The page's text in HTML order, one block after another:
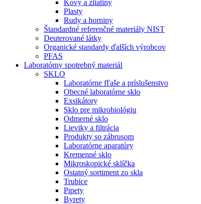
Kovy a zliatiny
Plasty
Rudy a horniny
Štandardné referenčné materiály NIST
Deuterované látky
Organické standardy ďalších výrobcov
PFAS
Laboratórny spotrebný materiál
SKLO
Laboratórne fľaše a príslušenstvo
Obecné laboratórne sklo
Exsikátory
Sklo pre mikrobiológiu
Odmerné sklo
Lieviky a filtrácia
Produkty so zábrusom
Laboratórne aparatúry
Kremenné sklo
Mikroskopické sklíčka
Ostatný sortiment zo skla
Trubice
Pipety
Byrety